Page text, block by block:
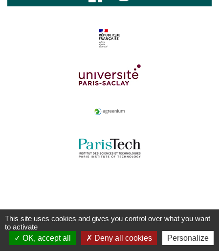
This site uses cookies and gives you control over what you want
to activate
OK, accept all
Deny all cookies Personalize